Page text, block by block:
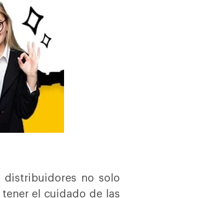
distribuidores no solo
el cuidado de las